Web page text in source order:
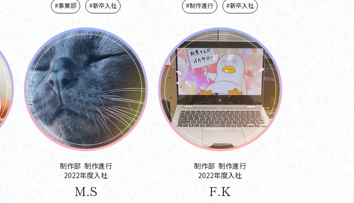
#事業部 #新卒入社 #制作進行 #新卒入社
制作部 制作進行
2022年度入社
M.S
制作部 制作進行
2022年度入社
F.K